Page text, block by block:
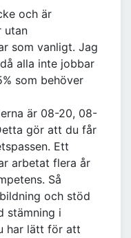
och är
utan
som vanligt. Jag
alla inte jobbar
som behöver
är 08-20, 08-
gör att du får
Ett
arbetat flera år
Så
och stöd
stämning i
har lätt för att